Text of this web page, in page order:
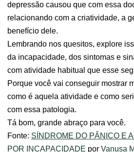
depressão causou que com essa
relacionando com a criatividade, a
benefício dele.
Lembrando nos quesitos, explore
da incapacidade, dos sintomas e
com atividade habitual que esse
Porque você vai conseguir mostrar
como é aquela atividade e como
com essa patologia.
Tá bom, grande abraço para você.
Fonte: SÍNDROME DO PÂNICO E
POR INCAPACIDADE por Vanusa